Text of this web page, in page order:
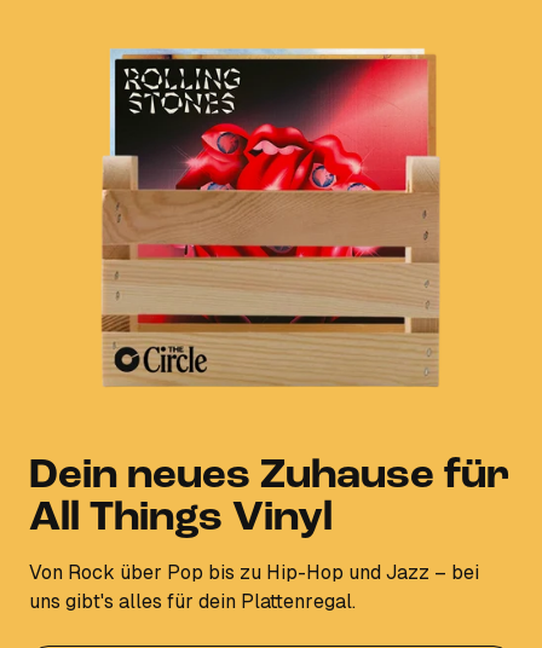
Dein neues Zuhause für
All Things Vinyl
Von Rock über Pop bis zu Hip-Hop und Jazz – bei
uns gibt's alles für dein Plattenregal.